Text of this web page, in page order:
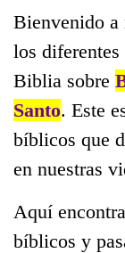
Bienvenido a
los diferentes
Biblia sobre
Santo. Este
bíblicos que
en nuestras
Aquí
bíblicos y